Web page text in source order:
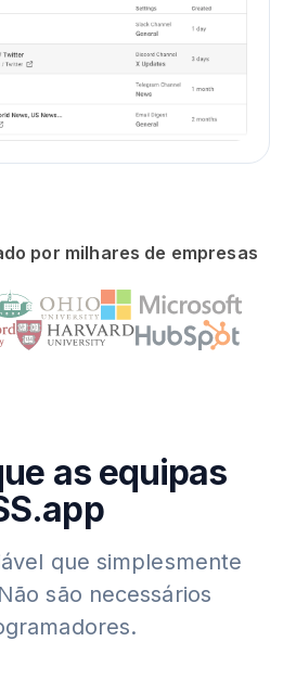
por milhares de empresas
as equipas
que simplesmente
são necessários